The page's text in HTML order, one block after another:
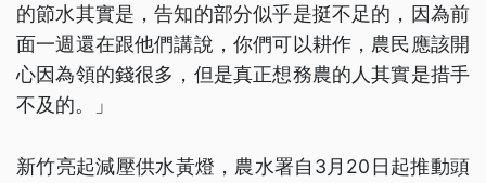
的節水其實是，告知的部分似乎是挺不足的，因為前
面一週還在跟他們講說，你們可以耕作，農民應該開
心因為領的錢很多，但是真正想務農的人其實是措手
不及的。」
新竹亮起減壓供水黃燈，農水署自3月20日起推動頭